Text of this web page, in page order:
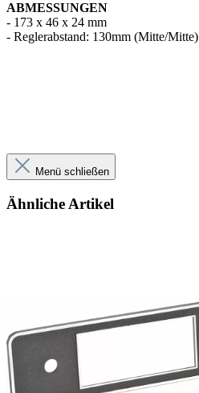
ABMESSUNGEN
- 173 x 46 x 24 mm
- Reglerabstand: 130mm (Mitte/Mitte)
Menü schließen
Ähnliche Artikel